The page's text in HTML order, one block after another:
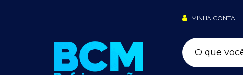
MINHA CONTA